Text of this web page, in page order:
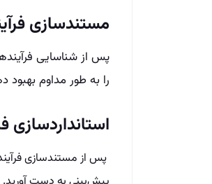
مستندسازی
پس از شناسایی
را به طور مداوم
استاندارد‌سازی
پس از مستندسازی